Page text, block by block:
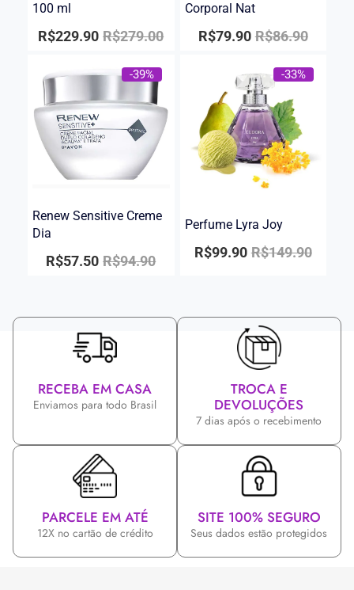
100 ml
R$279.00
R$229.90
Corporal Nat
R$86.90
R$79.90
-39%
Renew Sensitive Creme
Dia
R$94.90
R$57.50
-33%
Perfume Lyra Joy
R$149.90
R$99.90
RECEBA EM CASA
Enviamos para todo Brasil
TROCA E
DEVOLUÇÕES
7 dias após o recebimento
PARCELE EM ATÉ
12X no cartão de crédito
SITE 100% SEGURO
Seus dados estão protegidos